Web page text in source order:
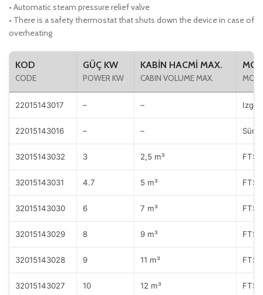
• Automatic steam pressure relief valve
• There is a safety thermostat that shuts down the device in case of
overheating
KOD
CODE
GÜÇ KW
POWER KW
KABİN HACMİ MAX.
CABIN VOLUME MAX.
22015143017 – –
22015143016 – –
32015143032 3 2,5 m³
32015143031 4.7 5 m³
32015143030 6 7 m³
32015143029 8 9 m³
32015143028 9 11 m³
32015143027 10 12 m³